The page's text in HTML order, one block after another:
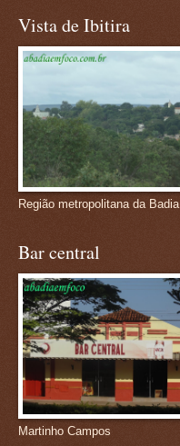
Vista de Ibitira
Região metropolitana da Badia
Bar central
Martinho Campos